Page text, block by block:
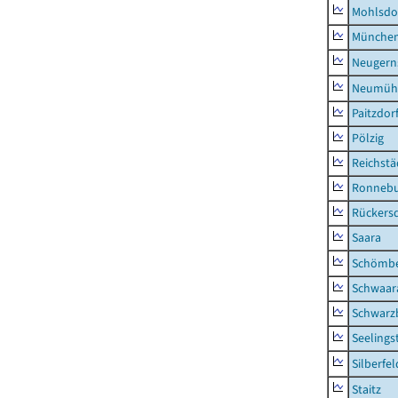
Paitzdorf
Pölzig
Saara
Staitz